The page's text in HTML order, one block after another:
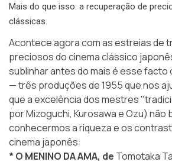
Mais do que isso: a recuperação de
clássicas.
Acontece agora com as estreias de
preciosos do cinema clássico
sublinhar antes do mais é esse facto
— três produções de 1955 que nos
que a excelência dos mestres
por Mizoguchi, Kurosawa e Ozu) não
conhecermos a riqueza e os
cinema japonês:
* O MENINO DA AMA, de Tomotaka